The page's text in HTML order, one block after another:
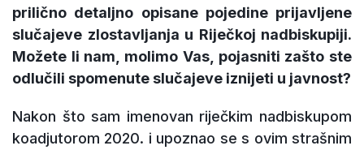
prilično detaljno opisane pojedine prijavljene
slučajeve zlostavljanja u Riječkoj nadbiskupiji.
Možete li nam, molimo Vas, pojasniti zašto ste
odlučili spomenute slučajeve iznijeti u javnost?
Nakon što sam imenovan riječkim nadbiskupom
koadjutorom 2020. i upoznao se s ovim strašnim